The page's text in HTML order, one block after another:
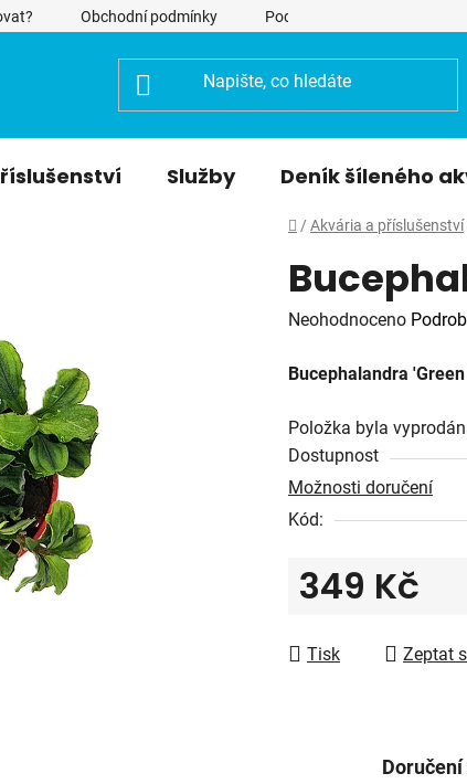
Obchodní podmínky Podmínky ochrany osobních
Služby Deník šíleného
Domů
/ Akvária a příslušenství
Průměrné
produktu
0,0
z
5
hvězdiček.
Neohodnoceno
Bucephalandra
Položka byla
Dostupnost
Možnosti doručení
Kód:
349 Kč
Tisk
Zeptat